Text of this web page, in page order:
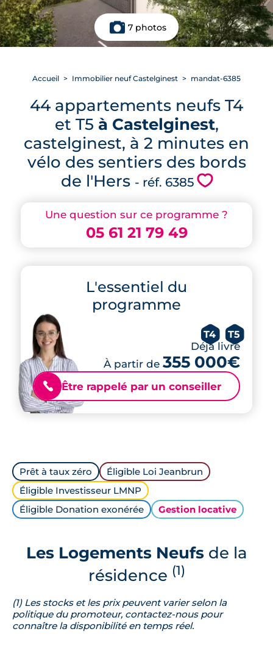
7 photos
Une question sur ce programme ?
05 61 21 79 49
L'essentiel du
programme
T4 T5
Déjà livré
À partir de 355 000€
📞 Être rappelé par un conseiller
Accueil Immobilier neuf Castelginest mandat-6385
44 appartements neufs T4
et T5 à Castelginest,
castelginest, à 2 minutes en
vélo des sentiers des bords
de l'Hers - réf. 6385 💗
Prêt à taux zéro
Éligible Loi Jeanbrun
Éligible Investisseur LMNP
Éligible Donation exonérée
Gestion locative
Les Logements Neufsde la
résidence (1)
(1) Les stocks et les prix peuvent varier selon la
politique du promoteur, contactez-nous pour
connaître la disponibilité en temps réel.